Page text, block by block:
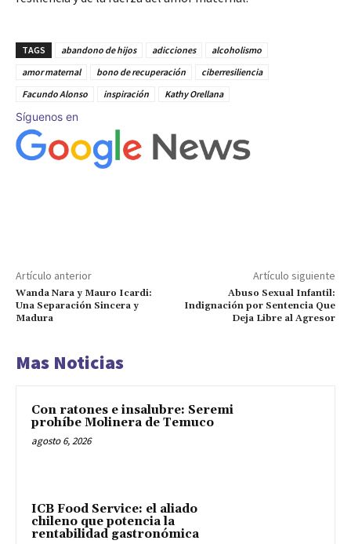
TAGS abandono de hijos adicciones
alcoholismo
amor maternal
bono de recuperación
ciberresiliencia
Facundo Alonso
inspiración Kathy Orellana
Síguenos en
Artículo anterior
Wanda Nara y Mauro Icardi:
Una Separación Sincera y
Madura
Artículo siguiente
Abuso Sexual Infantil:
Indignación por Sentencia Que
Deja Libre al Agresor
Mas Noticias
Con ratones e insalubre: Seremi
prohíbe Molinera de Temuco
agosto 6, 2026
ICB Food Service: el aliado
chileno que potencia la
rentabilidad gastronómica